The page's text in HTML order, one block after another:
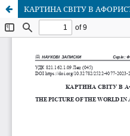
КАРТИНА СВІТУ В